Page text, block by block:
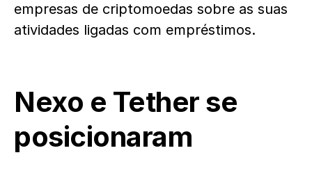
empresas de criptomoedas sobre as suas
atividades ligadas com empréstimos.
Nexo e Tether se
posicionaram